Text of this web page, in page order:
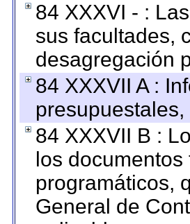
84 XXXVI - :
sus facultades,
desagregación
84 XXXVII A :
84 XXXVII B :
los
programáticos,
General de